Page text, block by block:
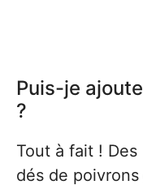
Puis-je
?
Tout à fait !
dés de